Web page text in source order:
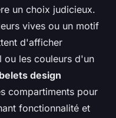
un choix judicieux.
vives ou un motif
d'afficher
ou les couleurs d'un
design
compartiments pour
fonctionnalité et